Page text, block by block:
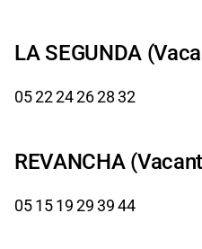
LA SEGUNDA
05 22 24 26 28 32
REVANCHA
05 15 19 29 39 44